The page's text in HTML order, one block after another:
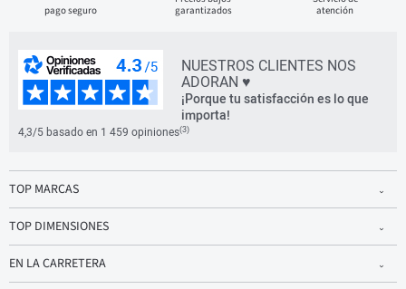
pago seguro
garantizados
atención
NUESTROS CLIENTES NOS
ADORAN ♥
¡Porque tu satisfacción es lo que
importa!
4,3/5 basado en 1 459 opiniones(3)
TOP MARCAS
TOP DIMENSIONES
EN LA CARRETERA